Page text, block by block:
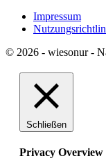
Impressum
© 2026 - wiesonur -
Schließen
Privacy Overview